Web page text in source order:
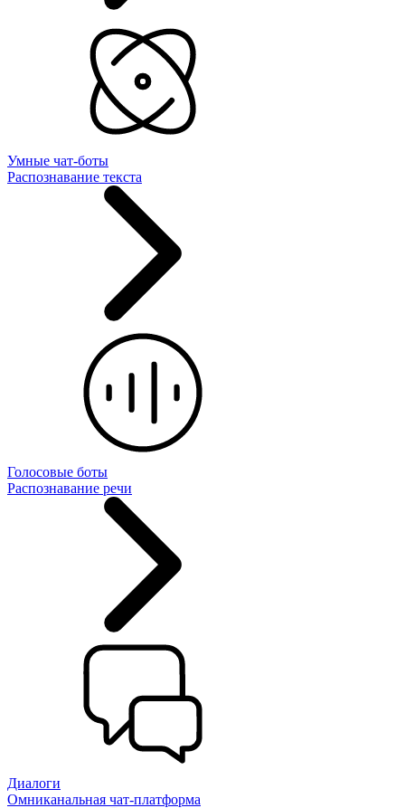
Умные чат-боты
Распознавание текста
Голосовые боты
Распознавание речи
Диалоги
Омниканальная чат-платформа